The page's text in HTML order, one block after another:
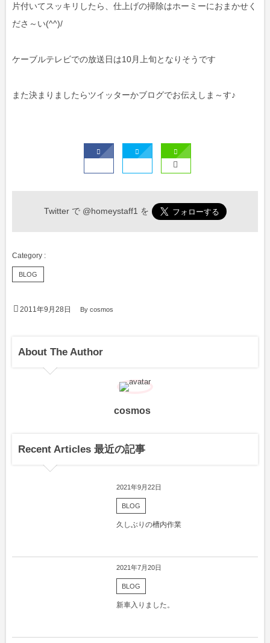
片付いてスッキリしたら、仕上げの掃除はホーミーにおまかせく
ださ～い(^^)/
ケーブルテレビでの放送日は10月上旬となりそうです
また決まりましたらツイッターかブログでお伝えしま～す♪
Twitter で @homeystaff1 を
BLOG
2011年9月28日 Bycosmos
About The Author
cosmos
Recent Articles 最近の記事
2021年9月22日
BLOG
久しぶりの槽内作業
2021年7月20日
BLOG
新車入りました。